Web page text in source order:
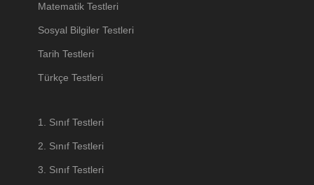
Matematik Testleri
Sosyal Bilgiler Testleri
Tarih Testleri
Türkçe Testleri
1. Sınıf Testleri
2. Sınıf Testleri
3. Sınıf Testleri